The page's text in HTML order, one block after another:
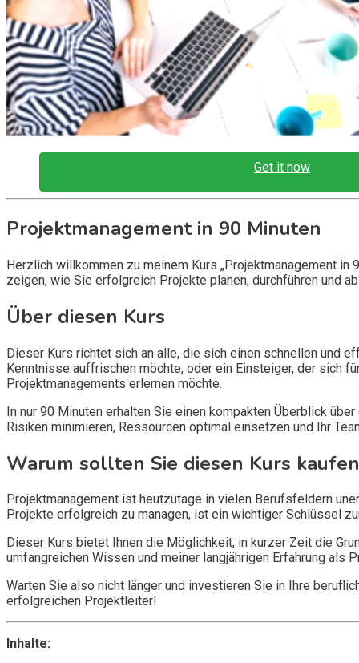
Get it now
Projektmanagement in 90 Minuten
Herzlich willkommen zu meinem Kurs „Projektmanagement
zeigen, wie Sie erfolgreich Projekte planen, durchführen und
Über diesen Kurs
Dieser Kurs richtet sich an alle, die sich einen schnellen und
Kenntnisse auffrischen möchte, oder ein Einsteiger, der sich
Projektmanagements erlernen möchte.
In nur 90 Minuten erhalten Sie einen kompakten Überblick
Risiken minimieren, Ressourcen optimal einsetzen und Ihr
Warum sollten Sie diesen Kurs
Projektmanagement ist heutzutage in vielen Berufsfeldern
Projekte erfolgreich zu managen, ist ein wichtiger Schlüssel
Dieser Kurs bietet Ihnen die Möglichkeit, in kurzer Zeit die
umfangreichen Wissen und meiner langjährigen Erfahrung als
Warten Sie also nicht länger und investieren Sie in Ihre
erfolgreichen Projektleiter!
Inhalte: